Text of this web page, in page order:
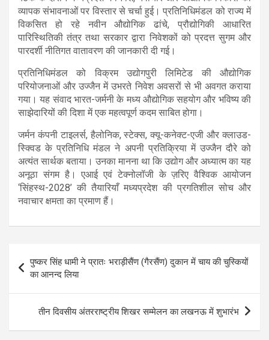
व्यापक संभावनाओं पर विस्तार से चर्चा हुई। प्रतिनिधिमंडल को राज्य में
विकसित हो रहे नवीन औद्योगिक ढांचे, प्रौद्योगिकी आधारित
पारिस्थितिकी तंत्र तथा सरकार द्वारा निवेशकों को प्रदत्त सुगम और
पारदर्शी नीतिगत वातावरण की जानकारी दी गई।
प्रतिनिधिमंडल को विक्रम उद्योगपुरी लिमिटेड की औद्योगिक
परियोजनाओं और उज्जैन में उभरते निवेश अवसरों से भी अवगत कराया
गया। यह संवाद भारत-जर्मनी के मध्य औद्योगिक सहयोग और भविष्य की
साझेदारियों की दिशा में एक महत्वपूर्ण कदम साबित होगा।
जर्मन कंपनी टाइलर्स, हैलोनिक, स्टेक्स, क्यू-कनेक्ट-एजी और क्लाउड-
स्क्विड के प्रतिनिधि मंडल ने अपनी प्रतिक्रिया में उज्जैन दौरे को
अत्यंत सार्थक बताया। उनका मानना था कि उद्योग और अध्यात्म का यह
अनूठा संगम है। एआई एवं टेक्नोलॉजी के ज़रिए वैश्विक आयोजन
‘सिंहस्थ-2028’ की तैयारियाँ मध्यप्रदेश की प्रगतिशील सोच और
नवाचार क्षमता का प्रमाण हैं।
navigation
पुष्कर सिंह धामी ने प्रातः भराड़ीसैंण (गैरसैंण) दुकान में चाय की चुस्कियों
का आनन्द लिया
तीन दिवसीय अंतरराष्ट्रीय शिखर सम्मेलन का लखनऊ में शुभारंभ